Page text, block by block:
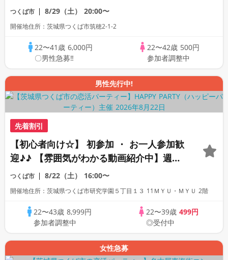
つくば市 8/29（土） 20:00〜
開催地住所：茨城県つくば市筑穂2-1-2
22〜41歳 6,000円
〇男性急募‼
22〜42歳 500円
参加者調整中
男性先行中!
先着割引
【初心者向け☆】 初参加 ・ お一人参加歓
迎♪♪ 【雰囲気がわかる動画紹介中】週末
プレミアム街コン
つくば市 8/22（土） 16:00〜
開催地住所：茨城県つくば市研究学園５丁目１３ 11ＭＹＵ・ＭＹＵ 2階
22〜43歳 8,999円
参加者調整中
22〜39歳 499円
◎受付中
女性急募